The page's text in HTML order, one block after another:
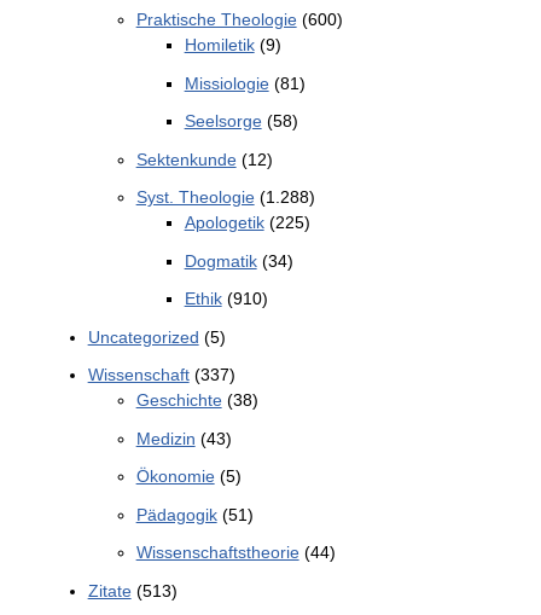
Praktische Theologie(600)
Homiletik(9)
Missiologie(81)
Seelsorge(58)
Sektenkunde(12)
Syst. Theologie(1.288)
Apologetik(225)
Dogmatik(34)
Ethik(910)
Uncategorized (5)
Wissenschaft(337)
Geschichte(38)
Medizin (43)
Ökonomie(5)
Pädagogik(51)
Wissenschaftstheorie(44)
Zitate(513)